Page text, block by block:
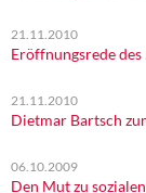
21.11.2010
Eröffnungsrede des
21.11.2010
Dietmar Bartsch
06.10.2009
Den Mut zu